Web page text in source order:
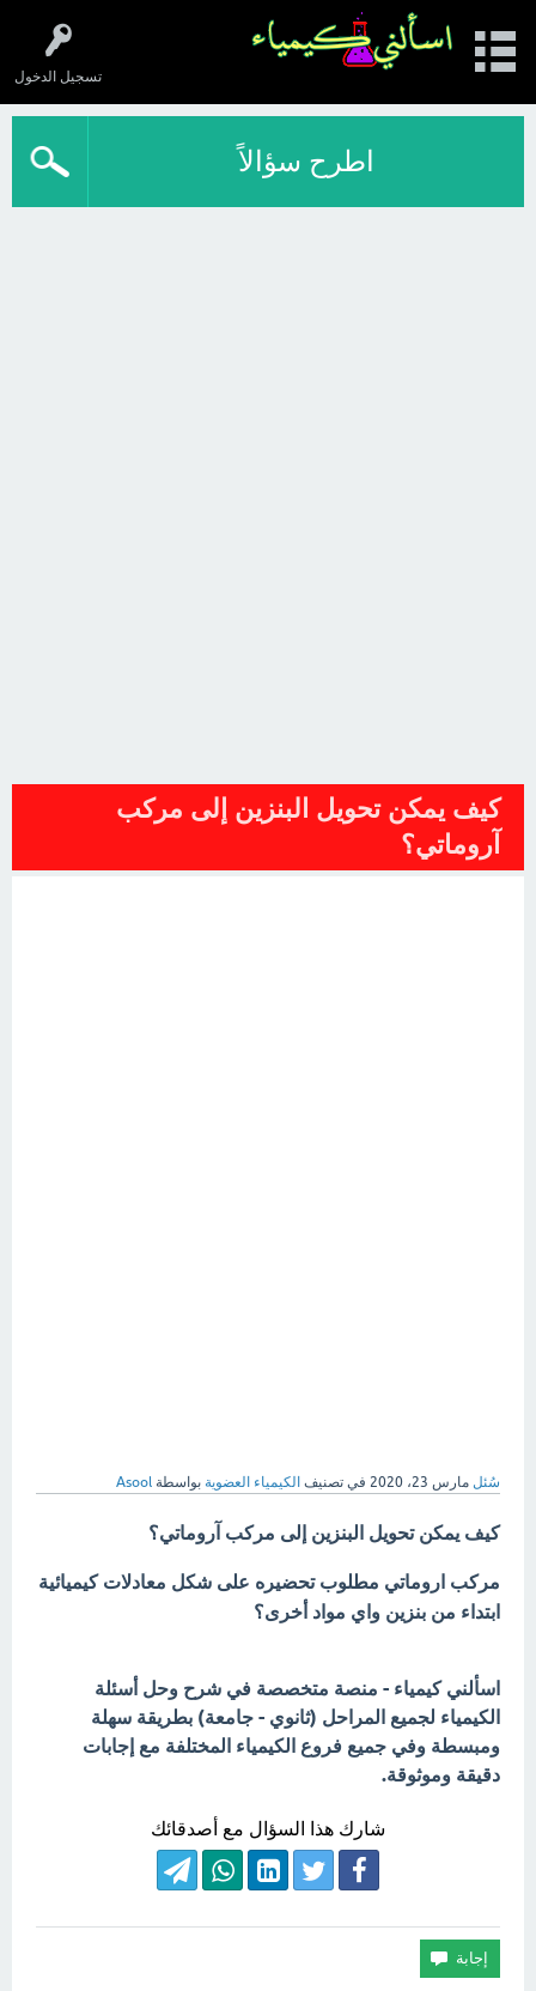
تسجيل الدخول
اطرح سؤالاً
كيف يمكن تحويل البنزين إلى مركب
آروماتي؟
سُئل مارس 23، 2020 في تصنيف الكيمياء العضوية بواسطة Asool
كيف يمكن تحويل البنزين إلى مركب آروماتي؟
مركب اروماتي مطلوب تحضيره على شكل معادلات كيميائية
ابتداء من بنزين واي مواد أخرى؟
اسألني كيمياء - منصة متخصصة في شرح وحل أسئلة
الكيمياء لجميع المراحل (ثانوي - جامعة) بطريقة سهلة
ومبسطة وفي جميع فروع الكيمياء المختلفة مع إجابات
دقيقة وموثوقة.
شارك هذا السؤال مع أصدقائك